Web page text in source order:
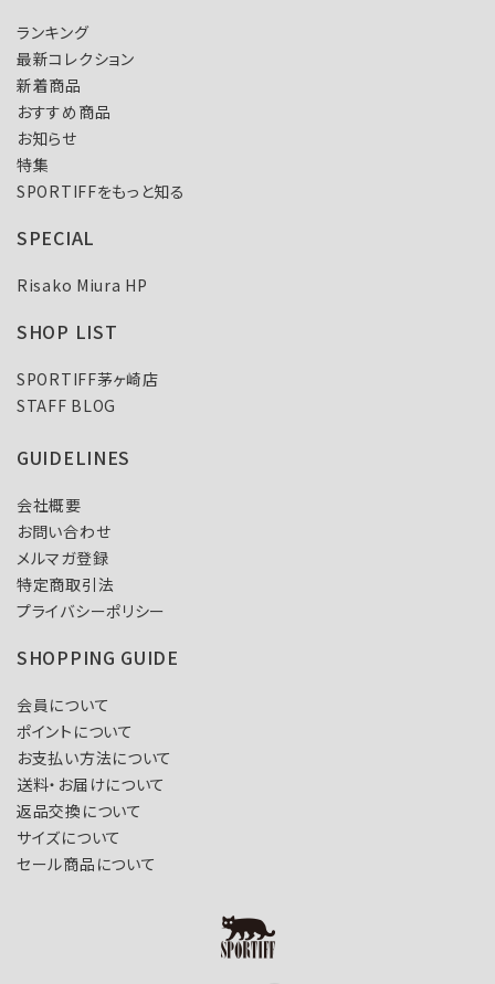
ランキング
最新コレクション
新着商品
おすすめ商品
お知らせ
特集
SPORTIFFをもっと知る
SPECIAL
Risako Miura HP
SHOP LIST
SPORTIFF茅ヶ崎店
STAFF BLOG
GUIDELINES
会社概要
お問い合わせ
メルマガ登録
特定商取引法
プライバシーポリシー
SHOPPING GUIDE
会員について
ポイントについて
お支払い方法について
送料・お届けについて
返品交換について
サイズについて
セール商品について